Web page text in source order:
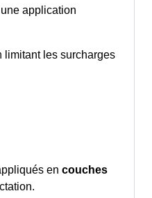
application
limitant les surcharges
en couches